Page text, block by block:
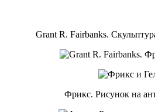
Grant R. Fairbanks.
Фрикс. Рисунок на